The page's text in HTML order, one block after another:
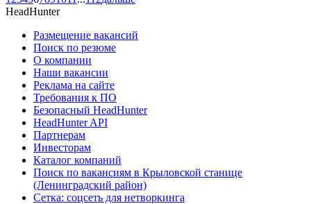
HeadHunter
Размещение вакансий
Поиск по резюме
О компании
Наши вакансии
Реклама на сайте
Требования к ПО
Безопасный HeadHunter
HeadHunter API
Партнерам
Инвесторам
Каталог компаний
Поиск по вакансиям в Крыловской станице
(Ленинградский район)
Сетка: соцсеть для нетворкинга